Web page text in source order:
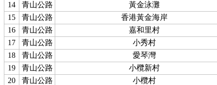
14
青山公路
黃金泳灘
15
青山公路
香港黃金海岸
16
青山公路
嘉和里村
17
青山公路
小秀村
18
青山公路
愛琴灣
19
青山公路
小欖新村
20
青山公路
小欖村